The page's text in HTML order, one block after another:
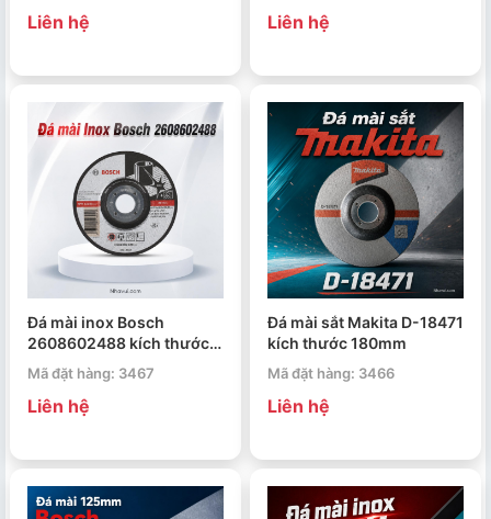
Liên hệ Liên hệ
Đá mài inox Bosch
2608602488 kích thước
125x6x22.23mm
Mã đặt hàng: 3467
Liên hệ
Đá mài sắt Makita D-18471
kích thước 180mm
Mã đặt hàng: 3466
Liên hệ